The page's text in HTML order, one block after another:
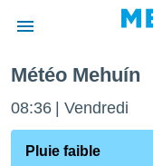
de
Météo Mehuín
08:36 Vendredi
Pluie faible